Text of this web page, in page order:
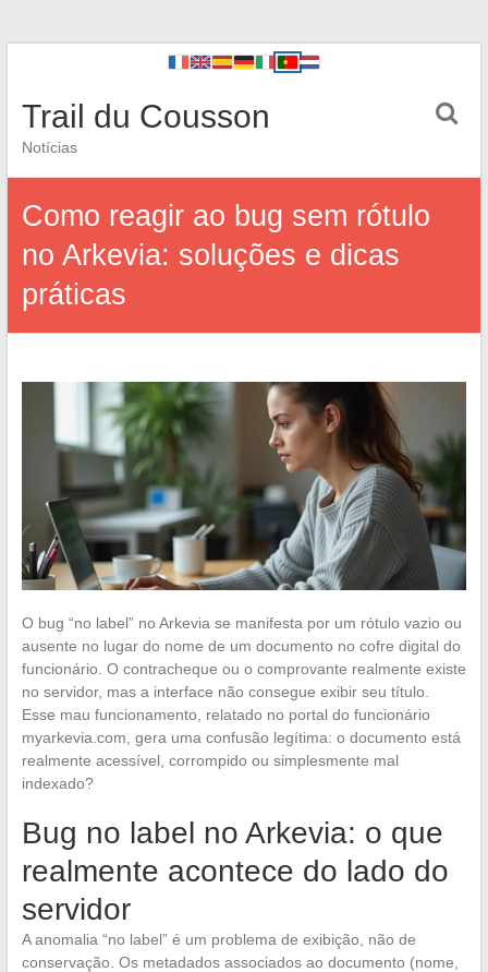
Trail du Cousson
Notícias
Como reagir ao bug sem rótulo
no Arkevia: soluções e dicas
práticas
O bug “no label” no Arkevia se manifesta por um rótulo vazio ou
ausente no lugar do nome de um documento no cofre digital do
funcionário. O contracheque ou o comprovante realmente existe
no servidor, mas a interface não consegue exibir seu título.
Esse mau funcionamento, relatado no portal do funcionário
myarkevia.com, gera uma confusão legítima: o documento está
realmente acessível, corrompido ou simplesmente mal
indexado?
Bug no label no Arkevia: o que
realmente acontece do lado do
servidor
A anomalia “no label” é um problema de exibição, não de
conservação. Os metadados associados ao documento (nome,